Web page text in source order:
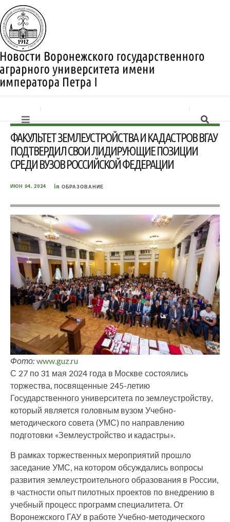
ФАКУЛЬТЕТ ЗЕМЛЕУСТРОЙСТВА И КАДАСТРОВ ВГАУ
ПОДТВЕРДИЛ СВОИ ЛИДИРУЮЩИЕ ПОЗИЦИИ
СРЕДИ ВУЗОВ РОССИЙСКОЙ ФЕДЕРАЦИИ
ИЮН 04, 2024 in ОБРАЗОВАНИЕ
Фото: www.guz.ru
С 27 по 31 мая 2024 года в Москве состоялись
торжества, посвященные 245-летию
Государственного университета по землеустройству,
который является головным вузом Учебно-
методического совета (УМС) по направлению
подготовки «Землеустройство и кадастры».
В рамках торжественных мероприятий прошло
заседание УМС, на котором обсуждались вопросы
развития землеустроительного образования в России,
в частности опыт пилотных проектов по внедрению в
учебный процесс программ специалитета. От
Воронежского ГАУ в работе Учебно-методического